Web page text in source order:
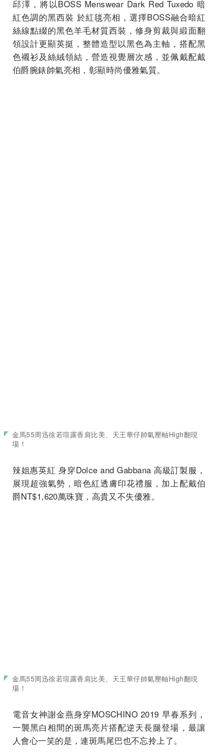
邱澤，將以BOSS Menswear Dark Red Tuxedo 暗
紅色調的黑西裝 於紅毯亮相，選擇BOSS融合暗紅
絲線點綴的黑色羊毛材質西裝，修身剪裁與緞面翻
領設計更顯英挺，整體造型以黑色為主軸，搭配黑
色襯衫及絲絨領結，營造視覺層次感，並佩戴配戴
伯爵腕錶帥氣亮相，彰顯時尚優雅氣質。
金馬55周迅徐若瑄露香肩比美、天王華仔帥氣壓軸High翻現
場！
辣姐惠英紅 身穿Dolce and Gabbana 高級訂製服，
展現超強氣勢，暗色紅透膚印花禮服，加上配戴伯
爵NT$1,620萬珠寶，高貴又不失優雅。
金馬55周迅徐若瑄露香肩比美、天王華仔帥氣壓軸High翻現
場！
電音女神謝金燕身穿MOSCHINO 2019 早春系列，
一襲黑白相間的斑馬亮片搭配逆天長腿登場，最讓
人會心一笑的是，連斑馬尾巴也不忘拎上了。